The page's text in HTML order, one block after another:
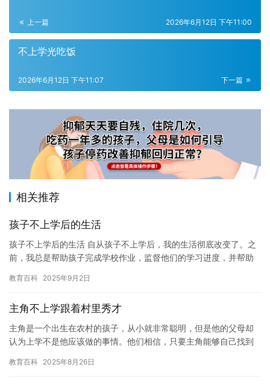
上一篇 2026年6月12日 下午11:00
不上学光吃饭
下一篇
2026年6月12日 下午11:07
相关推荐
孩子不上学后的生活
孩子不上学后的生活 自从孩子不上学后，我的生活彻底改变了。之
前，我总是帮助孩子完成学校作业，监督他们的学习进度，并帮助
己无…
教育百科 2025年9月2日
主角不上学跟着村里秀才
主角是一个出生在农村的孩子，从小就非常聪明，但是他的父母却
认为上学不是他应该做的事情。他们相信，只要主角能够自己找到
家，跟…
教育百科 2025年8月26日